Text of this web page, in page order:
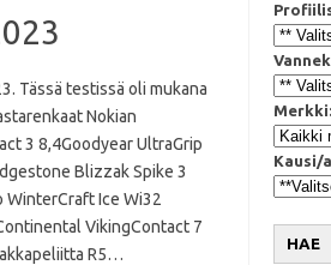
Tässä testissä oli mukana
Nokian
3 8,4Goodyear UltraGrip
Blizzak Spike 3
WinterCraft Ice Wi32
VikingContact 7
R5…
Merkki:
Kausi/
HAE